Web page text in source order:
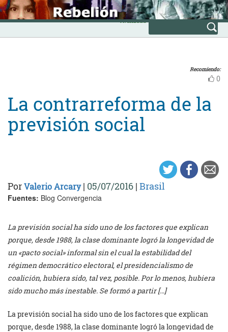
Skip
to
content
INICIO
Avanzada
Recomiendo:
0
La contrarreforma de la
previsión social
PorValerio Arcary| 05/07/2016 | Brasil
Fuentes: Blog Convergencia
La previsión social ha sido uno de los factores que explican
porque, desde 1988, la clase dominante logró la longevidad de
un «pacto social» informal sin el cual la estabilidad del
régimen democrático electoral, el presidencialismo de
coalición, hubiera sido, tal vez, posible. Por lo menos, hubiera
sido mucho más inestable. Se formó a partir […]
La previsión social ha sido uno de los factores que explican
porque, desde 1988, la clase dominante logró la longevidad de